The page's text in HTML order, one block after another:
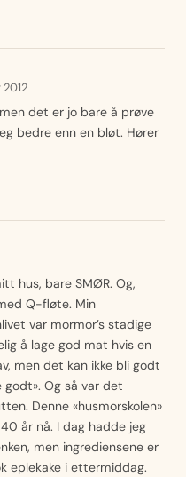
det er jo bare å prøve
bedre enn en bløt. Hører
hus, bare SMØR. Og,
Q-fløte. Min
var mormor’s stadige
å lage god mat hvis en
men det kan ikke bli godt
godt». Og så var det
Denne «husmorskolen»
år nå. I dag hadde jeg
men ingrediensene er
eplekake i ettermiddag.